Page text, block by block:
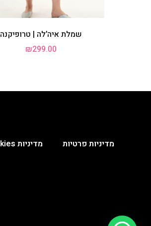
שמלת איה’לה | טרופיקנה
₪299.00
מדיניות פרטיות מדיניות Cookies